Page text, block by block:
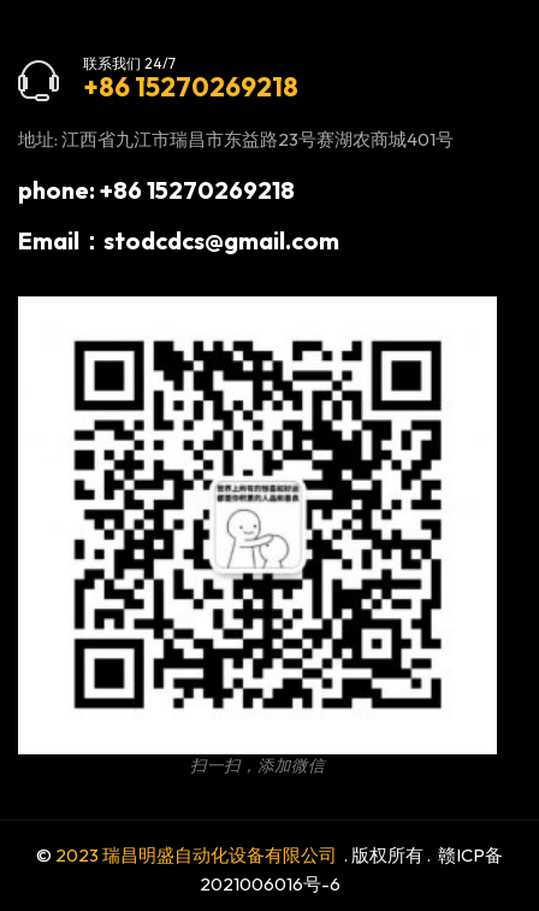
联系我们 24/7
+86 15270269218
地址: 江西省九江市瑞昌市东益路23号赛湖农商城401号
phone: +86 15270269218
Email：stodcdcs@gmail.com
扫一扫，添加微信
© 2023 瑞昌明盛自动化设备有限公司 . 版权所有 . 赣ICP备
2021006016号-6